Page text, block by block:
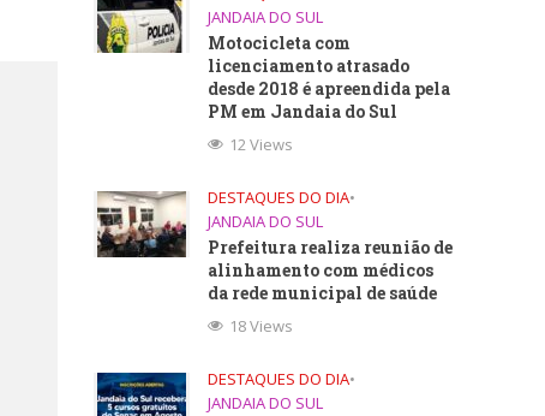
JANDAIA DO SUL
Motocicleta com
licenciamento atrasado
desde 2018 é apreendida pela
PM em Jandaia do Sul
12 Views
DESTAQUES DO DIA•
JANDAIA DO SUL
Prefeitura realiza reunião de
alinhamento com médicos
da rede municipal de saúde
18 Views
DESTAQUES DO DIA•
JANDAIA DO SUL